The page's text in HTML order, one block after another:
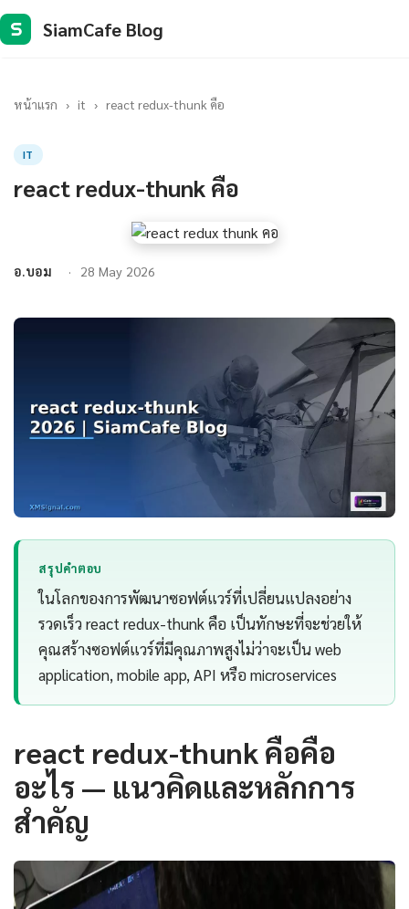
S SiamCafe Blog
หน้าแรก › it › react redux-thunk คือ
IT
react redux-thunk คือ
อ.บอม 28 May 2026
สรุปคำตอบ
ในโลกของการพัฒนาซอฟต์แวร์ที่เปลี่ยนแปลงอย่าง
รวดเร็ว react redux-thunk คือ เป็นทักษะที่จะช่วยให้
คุณสร้างซอฟต์แวร์ที่มีคุณภาพสูงไม่ว่าจะเป็น web
application, mobile app, API หรือ microservices
react redux-thunk คือคือ
อะไร — แนวคิดและหลักการ
สำคัญ